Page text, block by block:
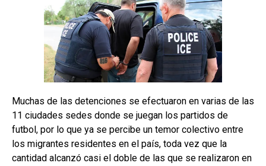
Muchas de las detenciones se efectuaron en varias de las
11 ciudades sedes donde se juegan los partidos de
futbol, por lo que ya se percibe un temor colectivo entre
los migrantes residentes en el país, toda vez que la
cantidad alcanzó casi el doble de las que se realizaron en